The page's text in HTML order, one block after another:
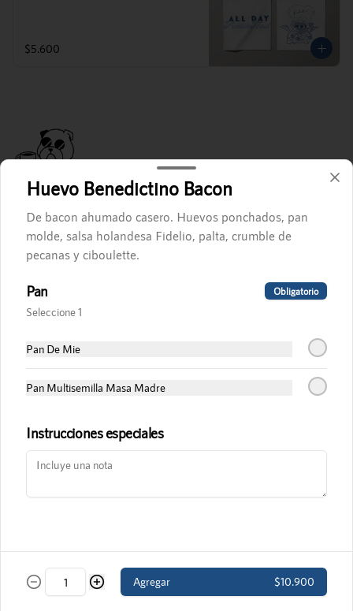
$5.600
Conócenos
Conócenos
Términos y condiciones
Redes sociales
Mi cuenta
Iniciar sesión
Huevo Benedictino Bacon
De bacon ahumado casero. Huevos ponchados, pan
molde, salsa holandesa Fidelio, palta, crumble de
pecanas y ciboulette.
Pan Obligatorio
Seleccione 1
Pan De Mie
Pan Multisemilla Masa Madre
Instrucciones especiales
Agregar $10.900